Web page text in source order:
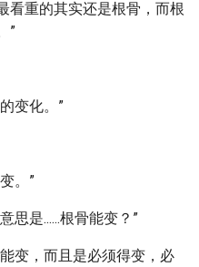
看重的其实还是根骨，而根
”
变化。”
。”
思是......根骨能变？”
变，而且是必须得变，必